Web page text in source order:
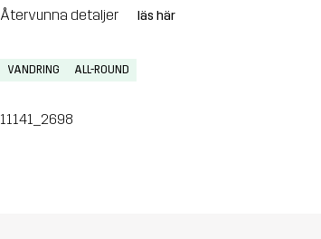
Återvunna detaljer läs här
VANDRING ALL-ROUND
11141_2698